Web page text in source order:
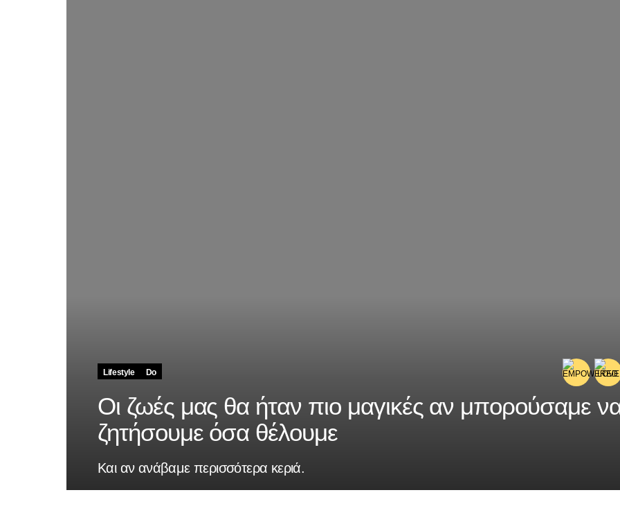
Lifestyle Do
Οι ζωές μας θα ήταν πιο μαγικές αν μπορούσαμε
ζητήσουμε όσα θέλουμε
Kαι αν ανάβαμε περισσότερα κεριά.